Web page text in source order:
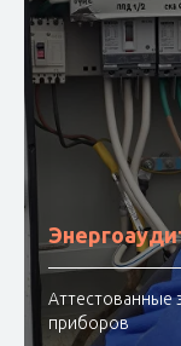
Аттестованные
приборов